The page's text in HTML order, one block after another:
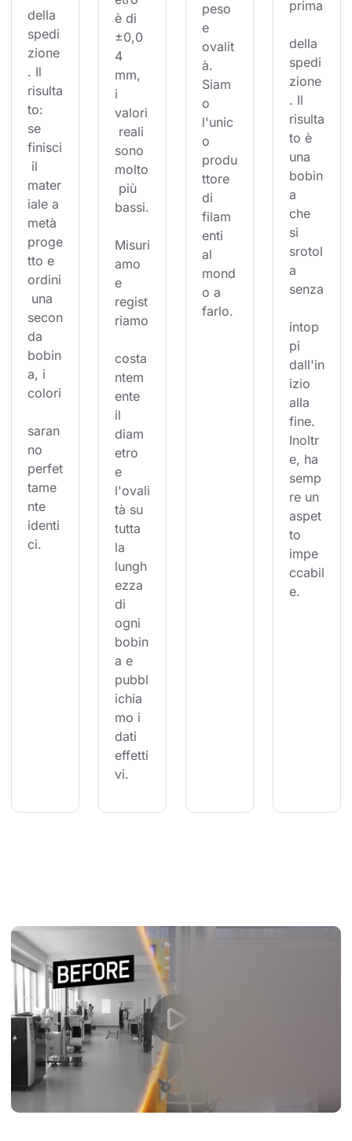
della
spedi
zione
. Il
risulta
to:
se
finisci
il
mater
iale a
metà
proge
tto e
ordini
una
secon
da
bobin
a, i
colori
saran
no
perfet
tame
nte
identi
ci.
è di
±0,0
4
mm,
i
valori
reali
sono
molto
più
bassi.
Misuri
amo
e
regist
riamo
costa
ntem
ente
il
diam
etro
e
l'ovali
tà su
tutta
la
lungh
ezza
di
ogni
bobin
a e
pubbl
ichia
mo i
dati
effetti
vi.
peso
e
ovalit
à.
Siam
o
l'unic
o
produ
ttore
di
filam
enti
al
mond
o a
farlo.
prima
della
spedi
zione
. Il
risulta
to è
una
bobin
a
che
si
srotol
a
senza
intop
pi
dall'in
izio
alla
fine.
Inoltr
e, ha
semp
re un
aspet
to
impe
ccabil
e.